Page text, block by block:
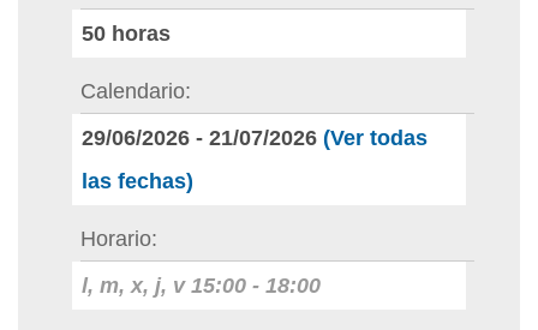
50 horas
Calendario
29/06/2026 - 21/07/2026 (Ver todas
las fechas)
Horario
l, m, x, j, v 15:00 - 18:00